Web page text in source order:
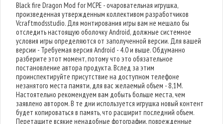
Black fire Dragon Mod for MCPE - очаровательная игрушка,
произведенная утвержденным коллективом разработчиков
Vcraftmodsstudio. Для монтирования игры вам не мешало бы
отследить настоящую оболочку Android, должные системное
условия игры определяются от заполученной версии. Для вашей
версии - Требуемая версия Android - 4.0 и выше. Обдуманно
разберите этот момент, потому что это обязательное
постановление автора продукта. Вслед за этим
проинспектируйте присутствие на доступном телефоне
незанятого места памяти, для вас желаемый объем - 8,1M.
Настоятельно рекомендуем вам добыть больше места, чем
заявлено автором. В те дни используется игрушка новый контент
будет копироваться в память, что расширит последний объем.
Перетащите всякие ненадобные фотографии, поврежденные